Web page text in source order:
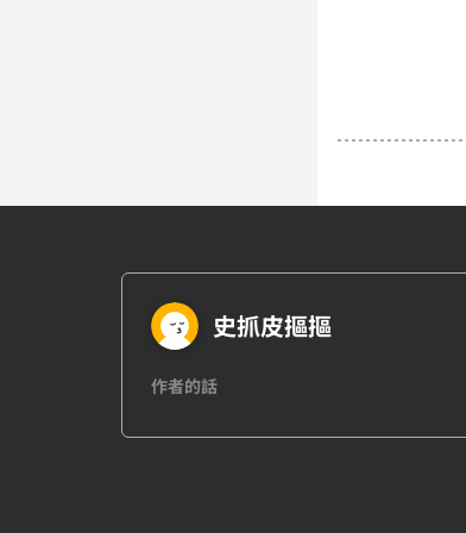
史抓皮摳摳
作者的話